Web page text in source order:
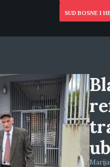
SUD BOSNE I
Marija